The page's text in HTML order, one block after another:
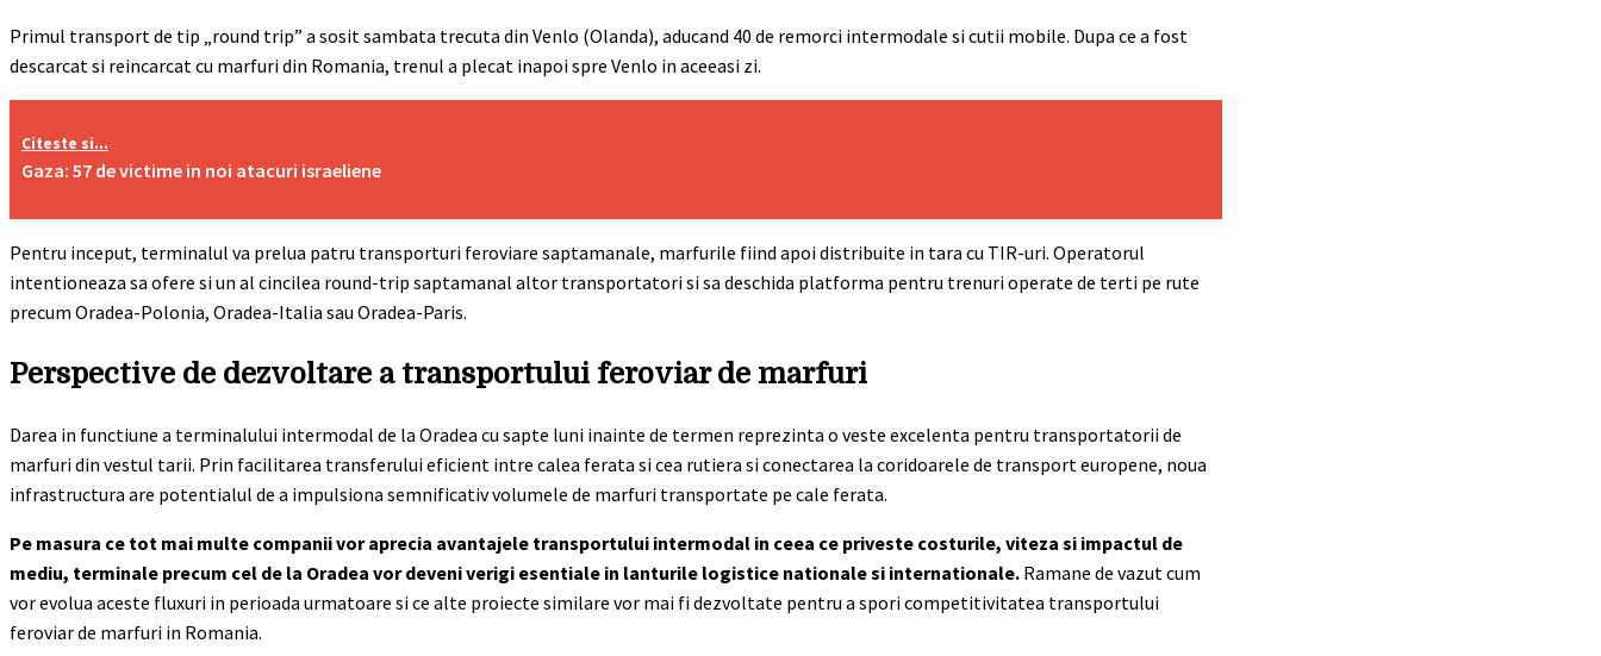
Primul transport de tip „round trip” a sosit sambata trecuta din Venlo (Olanda), aducand 40 de remorci intermodale si cutii mobile. Dupa ce a fost
descarcat si reincarcat cu marfuri din Romania, trenul a plecat inapoi spre Venlo in aceeasi zi.
Citeste si...
Gaza: 57 de victime in noi atacuri israeliene
Pentru inceput, terminalul va prelua patru transporturi feroviare saptamanale, marfurile fiind apoi distribuite in tara cu TIR-uri. Operatorul
intentioneaza sa ofere si un al cincilea round-trip saptamanal altor transportatori si sa deschida platforma pentru trenuri operate de terti pe rute
precum Oradea-Polonia, Oradea-Italia sau Oradea-Paris.
Perspective de dezvoltare a transportului feroviar de marfuri
Darea in functiune a terminalului intermodal de la Oradea cu sapte luni inainte de termen reprezinta o veste excelenta pentru transportatorii de
marfuri din vestul tarii. Prin facilitarea transferului eficient intre calea ferata si cea rutiera si conectarea la coridoarele de transport europene, noua
infrastructura are potentialul de a impulsiona semnificativ volumele de marfuri transportate pe cale ferata.
Pe masura ce tot mai multe companii vor aprecia avantajele transportului intermodal in ceea ce priveste costurile, viteza si impactul de
mediu, terminale precum cel de la Oradea vor deveni verigi esentiale in lanturile logistice nationale si internationale. Ramane de vazut cum
vor evolua aceste fluxuri in perioada urmatoare si ce alte proiecte similare vor mai fi dezvoltate pentru a spori competitivitatea transportului
feroviar de marfuri in Romania.